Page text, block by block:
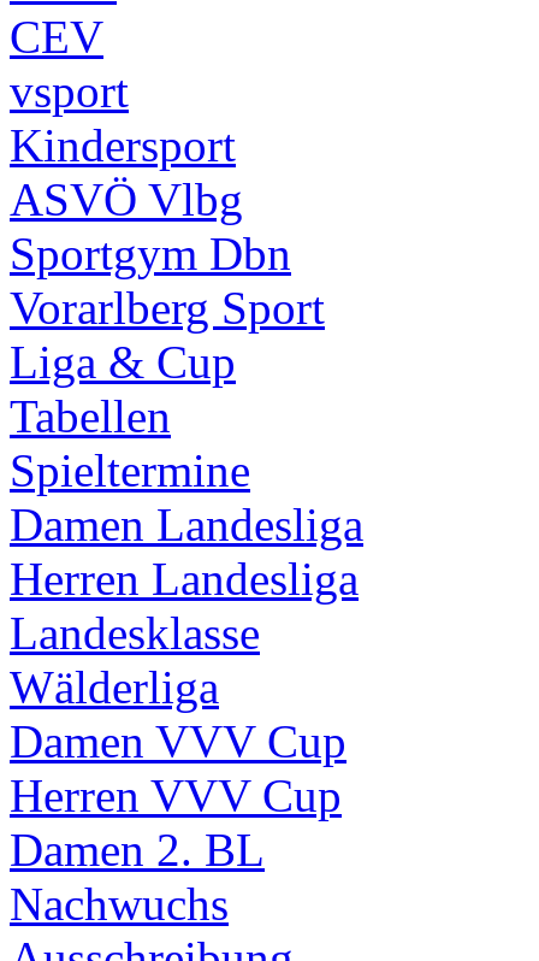
CEV
vsport
Kindersport
ASVÖ Vlbg
Sportgym Dbn
Vorarlberg Sport
Liga & Cup
Tabellen
Spieltermine
Damen Landesliga
Herren Landesliga
Landesklasse
Wälderliga
Damen VVV Cup
Herren VVV Cup
Damen 2. BL
Nachwuchs